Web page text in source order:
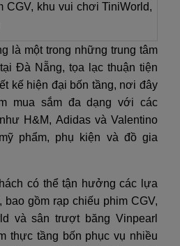
CGV, khu vui chơi TiniWorld,
là một trong những trung tâm
Đà Nẵng, tọa lạc thuận tiện
kế hiện đại bốn tầng, nơi đây
mua sắm đa dạng với các
H&M, Adidas và Valentino
phẩm, phụ kiện và đồ gia
có thể tận hưởng các lựa
gồm rạp chiếu phim CGV,
và sân trượt băng Vinpearl
thực tầng bốn phục vụ nhiều